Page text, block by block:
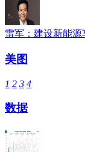
雷军：建设新能
美图
1 2 3 4
数据